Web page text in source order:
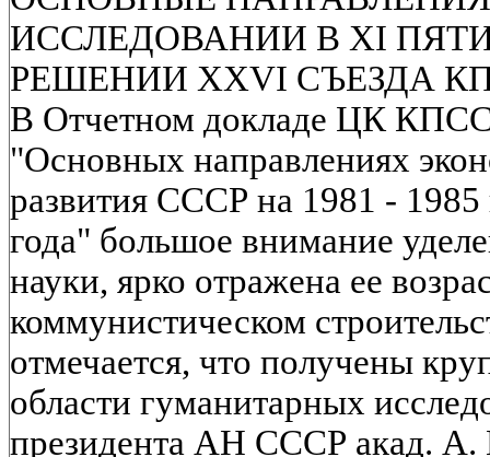
ИССЛЕДОВАНИИ В XI
РЕШЕНИИ XXVI СЪЕЗДА
В Отчетном докладе ЦК
"Основных направлениях
развития СССР на 1981 -
года" большое внимание
науки, ярко отражена ее
коммунистическом
отмечается, что получены
области гуманитарных
президента АН СССР акад. А.